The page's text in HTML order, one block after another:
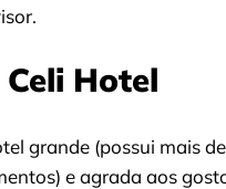
Celi Hotel
grande (possui mais
e agrada aos